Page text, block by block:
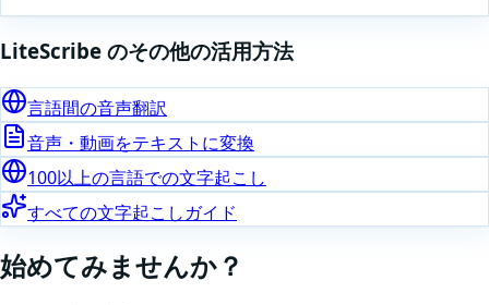
LiteScribe のその他の活用方法
言語間の音声翻訳
音声・動画をテキストに変換
100以上の言語での文字起こし
すべての文字起こしガイド
始めてみませんか？